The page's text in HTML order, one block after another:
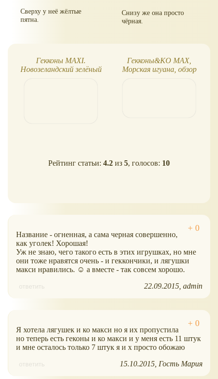
Сверху у неё жёлтые
пятна.
Снизу же она просто
чёрная.
Гекконы MAXI.
Новозеландский зелёный
Гекконы&KO MAX,
Морская игуана, обзор
Рейтинг статьи: 4.2 из 5, голосов: 10
Название - огненная, а сама черная совершенно,
как уголек! Хорошая!
Уж не знаю, чего такого есть в этих игрушках, но мне
они тоже нравятся очень - и геккончики, и лягушки
макси нравились. ☺ а вместе - так совсем хорошо.
ответить 22.09.2015 admin
Я хотела лягушек и ко макси но я их пропустила
но теперь есть геконы и ко макси и у меня есть 11 штук
и мне осталось только 7 штук я и х просто обожаю
ответить 15.10.2015 Гость Мария